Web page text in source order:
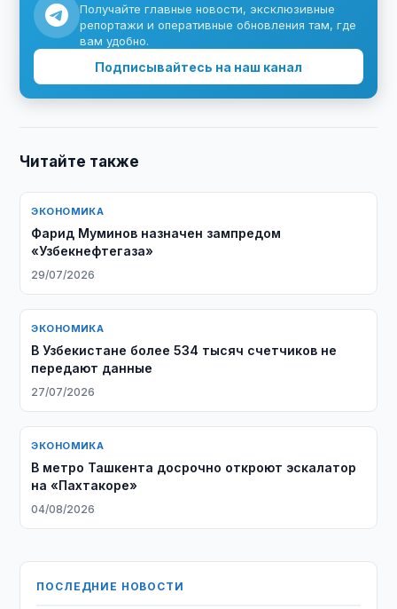
Получайте главные новости, эксклюзивные
репортажи и оперативные обновления там, где
вам удобно.
Подписывайтесь на наш канал
Читайте также
ЭКОНОМИКА
Фарид Муминов назначен зампредом
«Узбекнефтегаза»
29/07/2026
ЭКОНОМИКА
В Узбекистане более 534 тысяч счетчиков не
передают данные
27/07/2026
ЭКОНОМИКА
В метро Ташкента досрочно откроют эскалатор
на «Пахтакоре»
04/08/2026
ПОСЛЕДНИЕ НОВОСТИ